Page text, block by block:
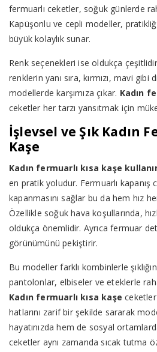
fermuarlı ceketler, soğuk günlerde
Kapüşonlu ve cepli modeller,
büyük kolaylık sunar.
Renk seçenekleri ise oldukça
renklerin yanı sıra, kırmızı, mavi
modellerde karşımıza çıkar. Kadın
ceketler her tarzı yansıtmak için
İşlevsel ve Şık Kadın
Kaşe
Kadın fermuarlı kısa kaşe
en pratik yoludur. Fermuarlı kapanış
kapanmasını sağlar bu da hem hız
Özellikle soğuk hava koşullarında,
oldukça önemlidir. Ayrıca fermuar
görünümünü pekiştirir.
Bu modeller farklı kombinlerle
pantolonlar, elbiseler ve eteklerle
Kadın fermuarlı kısa kaşe
hatlarını zarif bir şekilde sararak
hayatınızda hem de sosyal
ceketler aynı zamanda sıcak tutma